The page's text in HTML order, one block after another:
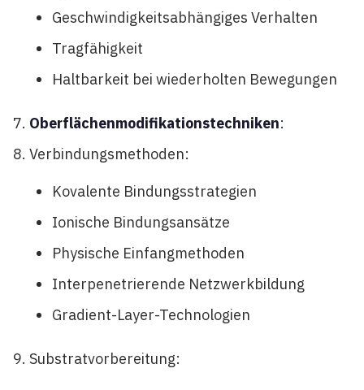
Geschwindigkeitsabhängiges Verhalten
Tragfähigkeit
Haltbarkeit bei wiederholten Bewegungen
Oberflächenmodifikationstechniken:
Verbindungsmethoden:
Kovalente Bindungsstrategien
Ionische Bindungsansätze
Physische Einfangmethoden
Interpenetrierende Netzwerkbildung
Gradient-Layer-Technologien
Substratvorbereitung: